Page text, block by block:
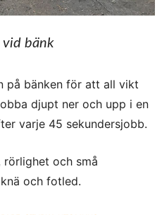
vid bänk
på bänken för att all vikt
djupt ner och upp i en
varje 45 sekundersjobb.
rörlighet och små
och fotled.